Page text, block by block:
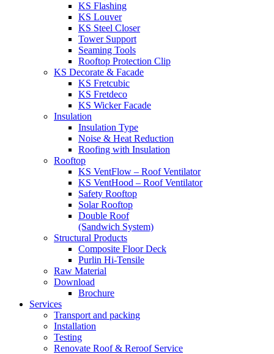
KS Flashing
KS Louver
KS Steel Closer
Tower Support
Seaming Tools
Rooftop Protection Clip
KS Decorate & Facade
KS Fretcubic
KS Fretdeco
KS Wicker Facade
Insulation
Insulation Type
Noise & Heat Reduction
Roofing with Insulation
Rooftop
KS VentFlow – Roof Ventilator
KS VentHood – Roof Ventilator
Safety Rooftop
Solar Rooftop
Double Roof
(Sandwich System)
Structural Products
Composite Floor Deck
Purlin Hi-Tensile
Raw Material
Download
Brochure
Services
Transport and packing
Installation
Testing
Renovate Roof & Reroof Service